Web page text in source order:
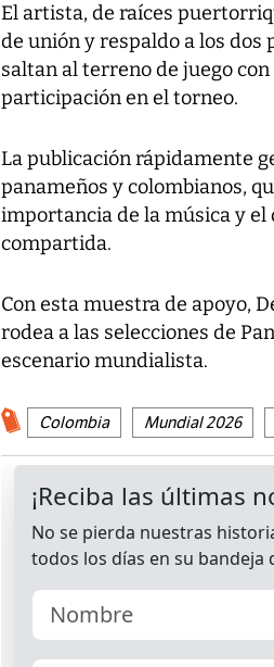
El artista, de raíces
de unión y respaldo a los
saltan al terreno de juego
participación en el torneo.
La publicación rápidamente
panameños y colombianos,
importancia de la música y
compartida.
Con esta muestra de apoyo,
rodea a las selecciones de
escenario mundialista.
Colombia Mundial 2026